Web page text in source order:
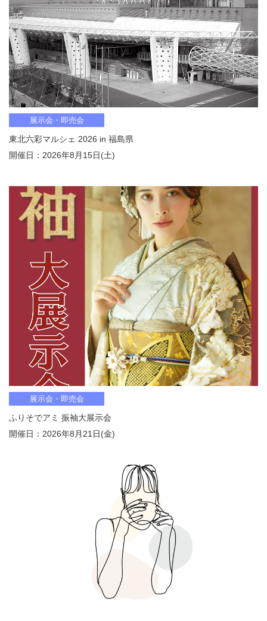
展示会・即売会
東北六彩マルシェ 2026 in 福島県
開催日：2026年8月15日(土)
展示会・即売会
ふりそでアミ 振袖大展示会
開催日：2026年8月21日(金)